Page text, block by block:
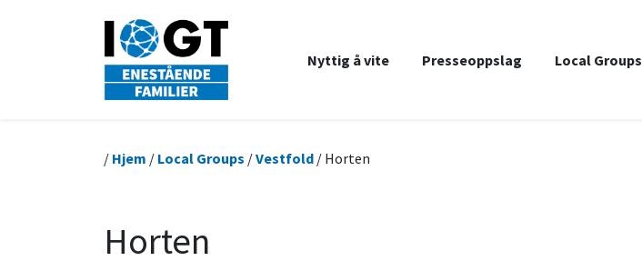
Nyttig å vite Presseoppslag Local Groups
/ Hjem / Local Groups /Vestfold / Horten
Horten